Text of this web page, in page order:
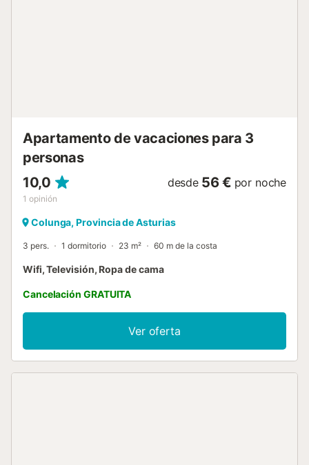
Apartamento de vacaciones para 3
personas
10,0
1 opinión
desde 56 € por noche
Colunga, Provincia de Asturias
3 pers. 1 dormitorio 23 m² 60 m de la costa
Wifi, Televisión, Ropa de cama
Cancelación GRATUITA
Ver oferta